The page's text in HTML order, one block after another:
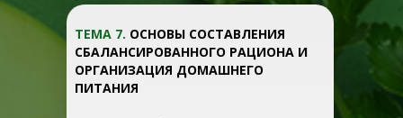
ТЕМА 7. ОСНОВЫ СОСТАВЛЕНИЯ
СБАЛАНСИРОВАННОГО РАЦИОНА И
ОРГАНИЗАЦИЯ ДОМАШНЕГО
ПИТАНИЯ